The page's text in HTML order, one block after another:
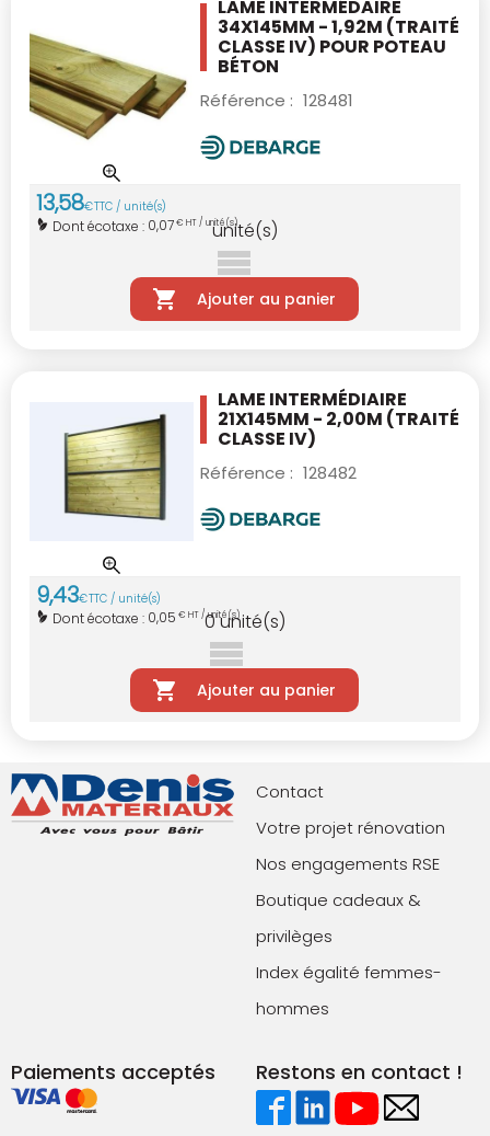
LAME INTERMÉDAIRE
34X145MM - 1,92M (TRAITÉ
CLASSE IV) POUR POTEAU
BÉTON
Référence : 128481
13,58€TTC / unité(s)
Dont écotaxe : 0,07€ HT / unité(s)unité(s)
Ajouter au panier
LAME INTERMÉDIAIRE
21X145MM - 2,00M (TRAITÉ
CLASSE IV)
Référence : 128482
9,43€TTC / unité(s)
Dont écotaxe : 0,05 € HT / unité(s)
0unité(s)
Ajouter au panier
Contact
Votre projet rénovation
Nos engagements RSE
Boutique cadeaux &
privilèges
Index égalité femmes-
hommes
Paiements acceptés Restons en contact !